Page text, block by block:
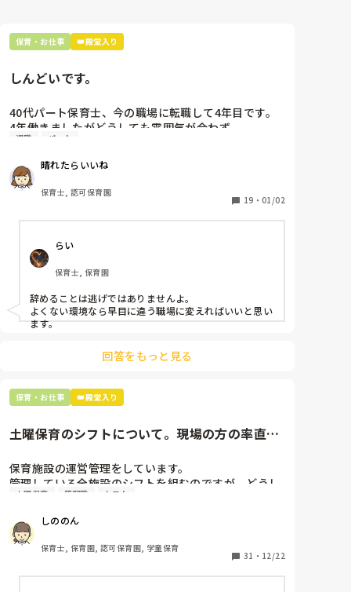
保育・お仕事 👑殿堂入り
しんどいです。
40代パート保育士、今の職場に転職して4年目です。
4年働きましたがどうしても雰囲気が合わず
退職しようと思っています。
周りの職員は、勤続10年以上から何十年という先生が
ほとんどです。
保護者子どもの愚痴悪口が多く、
子どもの前でも
仕方ないよね
もう何も言わずに
子どもの言いなりになればいいんだね
などいう意見で…
上の先生に相談することは難しそうです。
正直苦しい。
辞めることは逃げ、と、過去辞めた人も何年も言われ
続けています
退職 パート
晴れたらいいね
保育士, 認可保育園
19 ・ 01/02
らい
保育士, 保育園
辞めることは逃げではありませんよ。
よくない環境なら早目に違う職場に変えればいいと思い
ます。
回答をもっと見る
保育・お仕事 👑殿堂入り
土曜保育のシフトについて。現場の方の率直な
保育施設の運営管理をしています。
管理している全施設のシフトを組むのですが、どうし
ても土曜保育だけは入れる方が少なく、いつも苦労し
応募の段階では皆、月1〜2回の土曜出勤があることに
同意して入職しているはずですが、いざ勤務が始まる
と一日も土曜出勤が出来ない方ばかりです。
土曜保育 管理職 シフト
しののん
保育士, 保育園, 認可保育園, 学童保育
31 ・ 12/22